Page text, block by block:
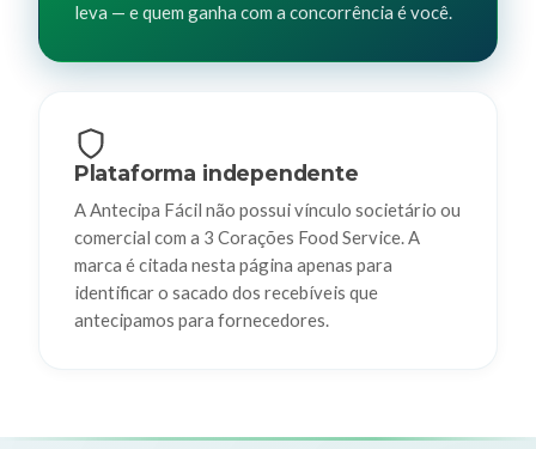
leva — e quem ganha com a concorrência é você.
Plataforma independente
A Antecipa Fácil não possui vínculo societário ou
comercial com a 3 Corações Food Service. A
marca é citada nesta página apenas para
identificar o sacado dos recebíveis que
antecipamos para fornecedores.